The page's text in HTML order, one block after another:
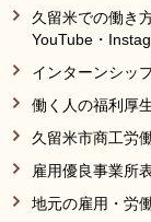
久留米での働き
YouTube・
インターンシッ
働く人の福利厚
久留米市商工労
雇用優良事業所
地元の雇用・労